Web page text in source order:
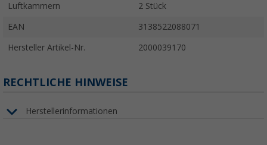
Luftkammern 2 Stück
EAN 3138522088071
Hersteller Artikel-Nr. 2000039170
RECHTLICHE HINWEISE
Herstellerinformationen